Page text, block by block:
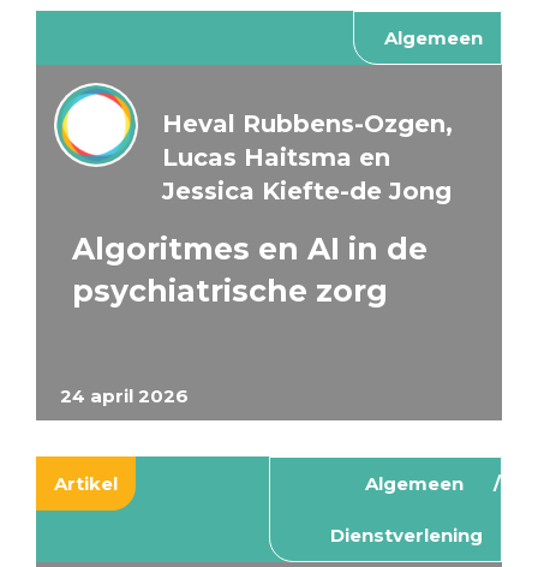
Algemeen
24 april 2026
Heval Rubbens-Ozgen,
Lucas Haitsma en
Jessica Kiefte-de Jong
Algoritmes en AI in de
psychiatrische zorg
Artikel Algemeen
Dienstverlening